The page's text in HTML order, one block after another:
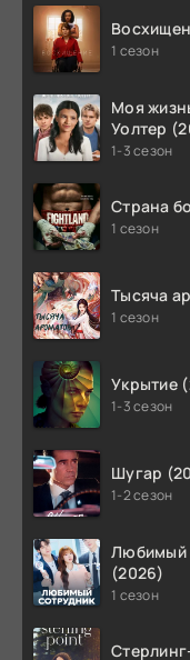
1 сезон
Моя
Уолтер
1-3 сезон
Страна
1 сезон
Тысяча
1 сезон
Укрытие
1-3 сезон
Шугар
1-2 сезон
Любимый
(2026)
1 сезон